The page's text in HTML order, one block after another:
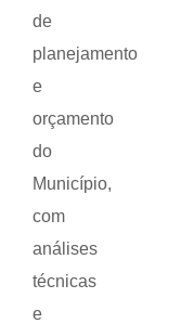
de
planejamento
e
orçamento
do
Município,
com
análises
técnicas
e